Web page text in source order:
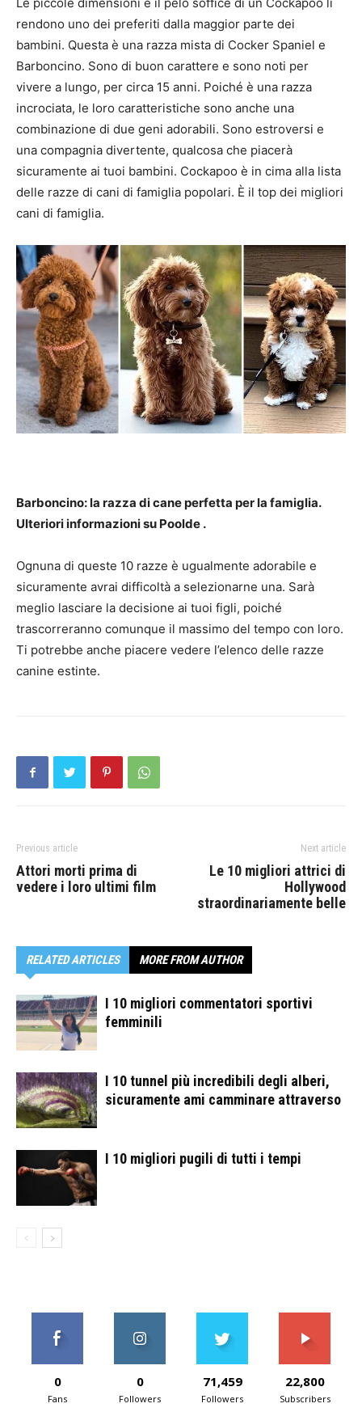
rendono uno dei preferiti dalla maggior parte dei
bambini. Questa è una razza mista di Cocker Spaniel e
Barboncino. Sono di buon carattere e sono noti per
vivere a lungo, per circa 15 anni. Poiché è una razza
incrociata, le loro caratteristiche sono anche una
combinazione di due geni adorabili. Sono estroversi e
una compagnia divertente, qualcosa che piacerà
sicuramente ai tuoi bambini. Cockapoo è in cima alla lista
delle razze di cani di famiglia popolari. È il top dei migliori
cani di famiglia.
Barboncino: la razza di cane perfetta per la famiglia.
Ulteriori informazioni su Poolde .
Ognuna di queste 10 razze è ugualmente adorabile e
sicuramente avrai difficoltà a selezionarne una. Sarà
meglio lasciare la decisione ai tuoi figli, poiché
trascorreranno comunque il massimo del tempo con loro.
Ti potrebbe anche piacere vedere l’elenco delle razze
canine estinte.
Previous article
Attori morti prima di
vedere i loro ultimi film
Next article
Le 10 migliori attrici di
Hollywood
straordinariamente belle
RELATED ARTICLES MORE FROM AUTHOR
I 10 migliori commentatori sportivi
femminili
I 10 tunnel più incredibili degli alberi,
sicuramente ami camminare attraverso
I 10 migliori pugili di tutti i tempi
0
Fans
0
Followers
71,459
Followers
22,800
Subscribers